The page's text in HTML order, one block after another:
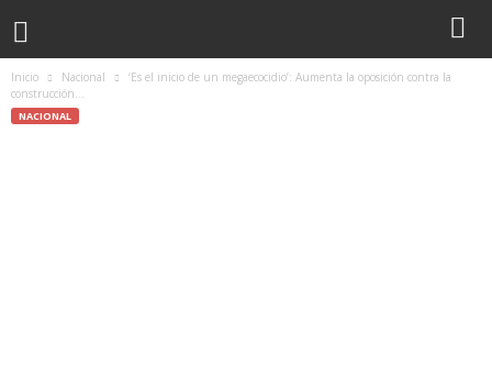
Inicio Nacional
‘Es el inicio de un megaecocidio’: Aumenta la oposición contra la
construcción...
NACIONAL